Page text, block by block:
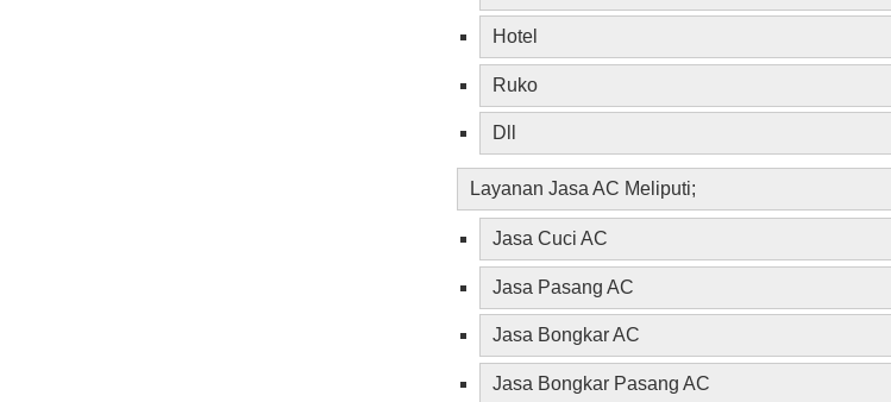
Hotel
Ruko
Dll
Layanan Jasa AC Meliputi;
Jasa Cuci AC
Jasa Pasang AC
Jasa Bongkar AC
Jasa Bongkar Pasang AC